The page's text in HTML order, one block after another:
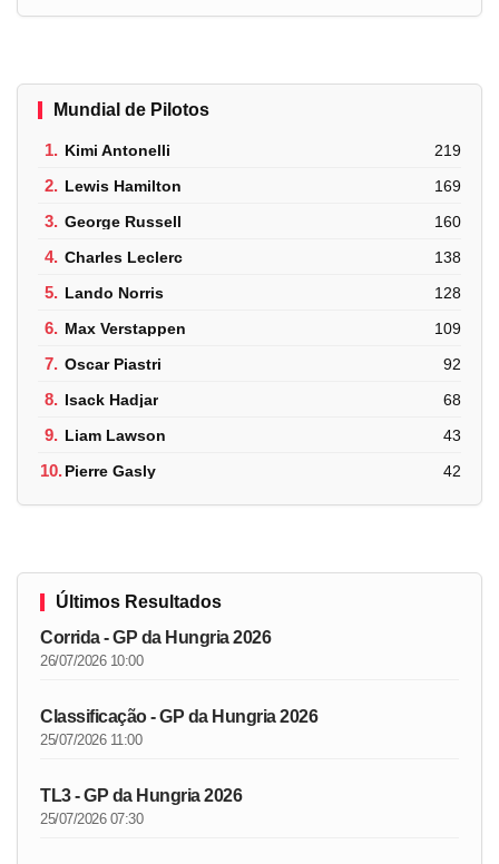
Mundial de Pilotos
1. Kimi Antonelli 219
2. Lewis Hamilton 169
3. George Russell 160
4. Charles Leclerc 138
5. Lando Norris 128
6. Max Verstappen 109
7. Oscar Piastri 92
8. Isack Hadjar 68
9. Liam Lawson 43
10.Pierre Gasly 42
Últimos Resultados
Corrida - GP da Hungria 2026
26/07/2026 10:00
Classificação - GP da Hungria 2026
25/07/2026 11:00
TL3 - GP da Hungria 2026
25/07/2026 07:30